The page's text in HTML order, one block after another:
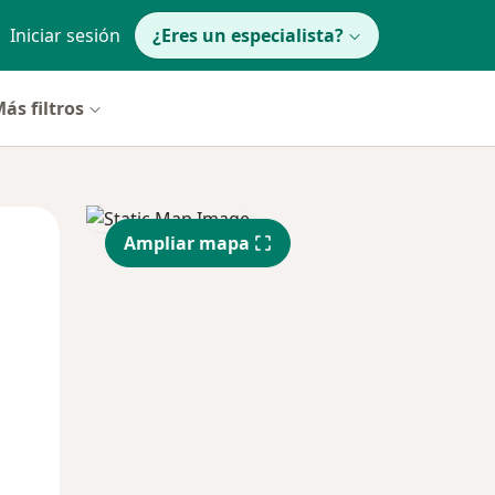
Iniciar sesión ¿Eres un especialista?
filtros
Mié
12 Ago
Jue
13 Ago
Ampliar mapa